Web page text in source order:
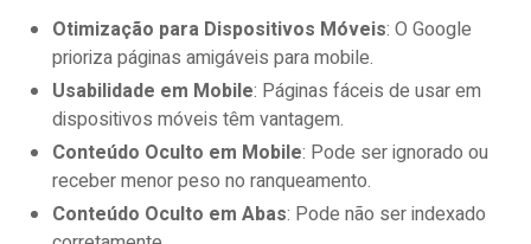
Otimização para Dispositivos Móveis: O Google
prioriza páginas amigáveis para mobile.
Usabilidade em Mobile: Páginas fáceis de usar em
dispositivos móveis têm vantagem.
Conteúdo Oculto em Mobile: Pode ser ignorado ou
receber menor peso no ranqueamento.
Conteúdo Oculto em Abas: Pode não ser indexado